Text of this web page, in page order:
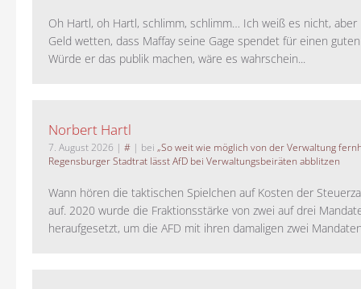
Oh Hartl, oh Hartl, schlimm, schlimm… Ich weiß es nicht, aber
Geld wetten, dass Maffay seine Gage spendet für einen
Würde er das publik machen, wäre es wahrschein...
Norbert Hartl
7. August 2026 | # | bei „So weit wie möglich von der Verwaltung
Regensburger Stadtrat lässt AfD bei Verwaltungsbeiräten abblitzen
Wann hören die taktischen Spielchen auf Kosten der
auf. 2020 wurde die Fraktionsstärke von zwei auf drei
heraufgesetzt, um die AFD mit ihren damaligen zwei